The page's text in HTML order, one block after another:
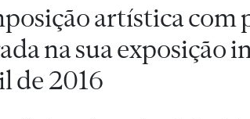
artística com
na sua exposição
de 2016